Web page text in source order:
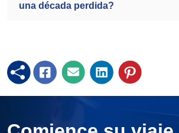
una década perdida?